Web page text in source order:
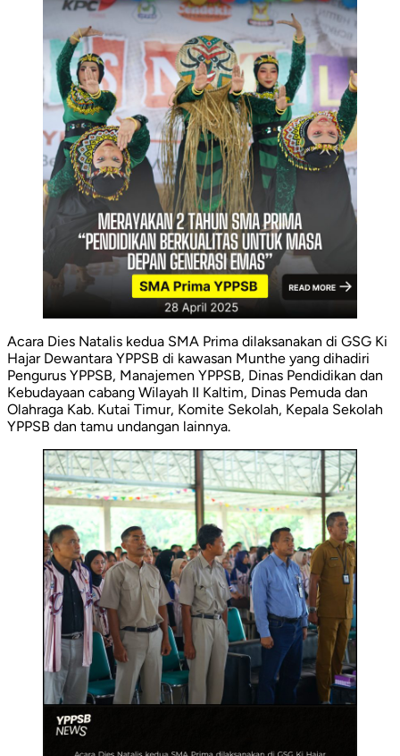
Acara Dies Natalis kedua SMA Prima dilaksanakan di GSG Ki
Hajar Dewantara YPPSB di kawasan Munthe yang dihadiri
Pengurus YPPSB, Manajemen YPPSB, Dinas Pendidikan dan
Kebudayaan cabang Wilayah II Kaltim, Dinas Pemuda dan
Olahraga Kab. Kutai Timur, Komite Sekolah, Kepala Sekolah
YPPSB dan tamu undangan lainnya.